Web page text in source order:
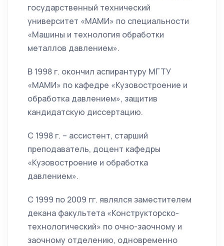
государственный технический
университет «МАМИ» по специальности
«Машины и технология обработки
металлов давлением».
В 1998 г. окончил аспирантуру МГТУ
«МАМИ» по кафедре «Кузовостроение и
обработка давлением», защитив
кандидатскую диссертацию.
С 1998 г. – ассистент, старший
преподаватель, доцент кафедры
«Кузовостроение и обработка
давлением».
C 1999 по 2009 гг. являлся заместителем
декана факультета «Конструкторско-
технологический» по очно-заочному и
заочному отделению, одновременно